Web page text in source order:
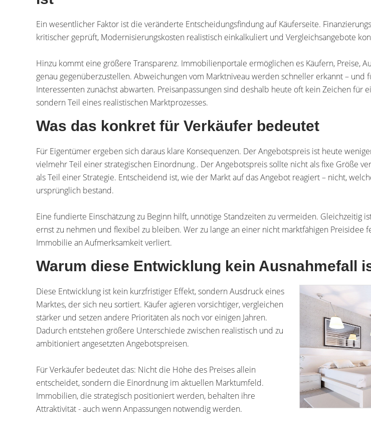
Ein wesentlicher Faktor ist die veränderte Entscheidungsfindung auf Käuferseite.
kritischer geprüft, Modernisierungskosten realistisch einkalkuliert und Vergleichsangebote
Hinzu kommt eine größere Transparenz. Immobilienportale ermöglichen es Käufern, Preise,
genau gegenüberzustellen. Abweichungen vom Marktniveau werden schneller erkannt – und
Interessenten zunächst abwarten. Preis­anpassungen sind deshalb heute oft kein Zeichen für
sondern Teil eines realistischen Marktprozesses.
Was das konkret für Verkäufer bedeutet
Für Eigentümer ergeben sich daraus klare Konsequenzen. Der Angebotspreis ist heute
vielmehr Teil einer strategischen Einordnung.. Der Angebotspreis sollte nicht als fixe Größe
als Teil einer Strategie. Entscheidend ist, wie der Markt auf das Angebot reagiert – nicht,
ursprünglich bestand.
Eine fundierte Einschätzung zu Beginn hilft, unnötige Standzeiten zu vermeiden. Gleichzeitig
ernst zu nehmen und flexibel zu bleiben. Wer zu lange an einer nicht marktfähigen Preisidee
Immobilie an Aufmerksamkeit verliert.
Warum diese Entwicklung kein Ausnahmefall
Diese Entwicklung ist kein kurzfristiger Effekt, sondern Ausdruck eines
Marktes, der sich neu sortiert. Käufer agieren vorsichtiger, vergleichen
stärker und setzen andere Prioritäten als noch vor einigen Jahren.
Dadurch entstehen größere Unterschiede zwischen realistisch und zu
ambitioniert angesetzten Angebotspreisen.
Für Verkäufer bedeutet das: Nicht die Höhe des Preises allein
entscheidet, sondern die Einordnung im aktuellen Marktumfeld.
Immobilien, die strategisch positioniert werden, behalten ihre
Attraktivität - auch wenn Anpassungen notwendig werden.